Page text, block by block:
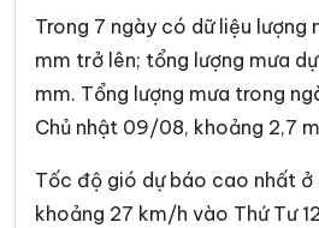
Xã Đạ Huoai 3 Xã
Xã Đạ Tẻh 2 Xã
Xã Đắk Mil
Xã Đắk song Xã
Trong 7 ngày có dữ liệu lượng
mm trở lên; tổng lượng mưa
mm. Tổng lượng mưa trong
Chủ nhật 09/08, khoảng 2,7
Tốc độ gió dự báo cao nhất ở
khoảng 27 km/h vào Thứ Tư